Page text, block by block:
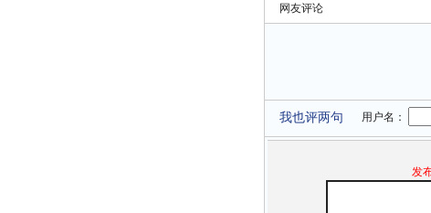
网友评论
我也评两句 用户名：
发